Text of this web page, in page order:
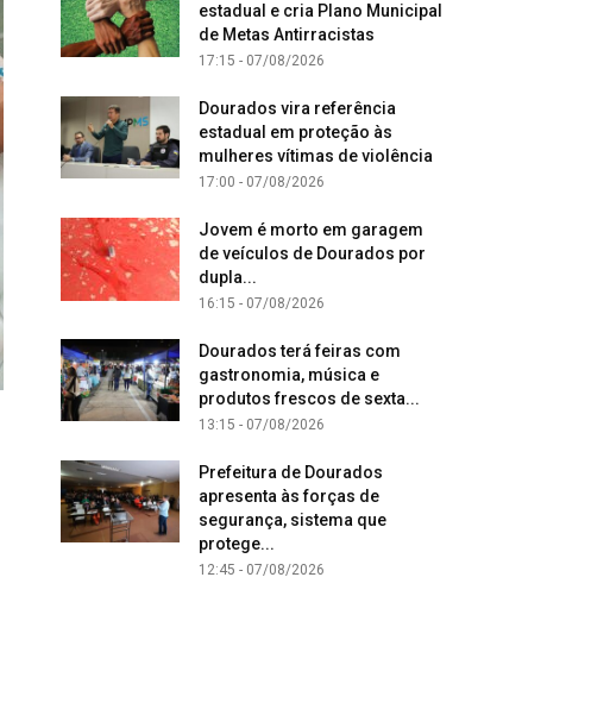
estadual e cria Plano Municipal
de Metas Antirracistas
17:15 - 07/08/2026
Dourados vira referência
estadual em proteção às
mulheres vítimas de violência
17:00 - 07/08/2026
Jovem é morto em garagem
de veículos de Dourados por
dupla...
16:15 - 07/08/2026
Dourados terá feiras com
gastronomia, música e
produtos frescos de sexta...
13:15 - 07/08/2026
Prefeitura de Dourados
apresenta às forças de
segurança, sistema que
protege...
12:45 - 07/08/2026